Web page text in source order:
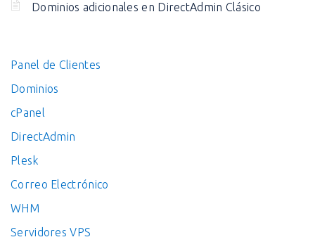
Dominios adicionales en DirectAdmin Clásico
Panel de Clientes
Dominios
cPanel
DirectAdmin
Plesk
Correo Electrónico
WHM
Servidores VPS